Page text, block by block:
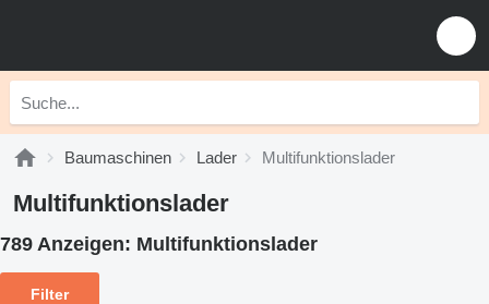
Baumaschinen Lader Multifunktionslader
Multifunktionslader
789 Anzeigen: Multifunktionslader
Filter